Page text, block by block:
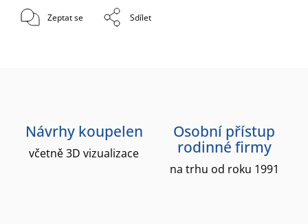
Zeptat se Sdílet
Návrhy koupelen
včetně 3D vizualizace
Osobní přístup
rodinné firmy
na trhu od roku 1991